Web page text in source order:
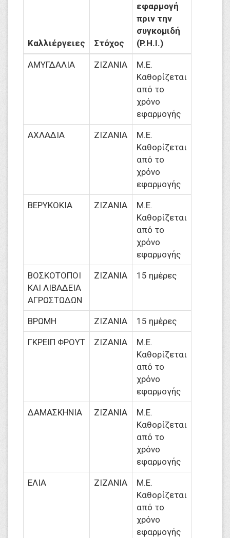
Καλλιέργειες Στόχος
εφαρμογή
πριν την
συγκομιδή
(P.H.I.)
ΑΜΥΓΔΑΛΙΑ ΖΙΖΑΝΙΑ
M.Ε.
Καθορίζεται
από το
χρόνο
εφαρμογής
ΑΧΛΑΔΙΑ ΖΙΖΑΝΙΑ
M.Ε.
Καθορίζεται
από το
χρόνο
εφαρμογής
ΒΕΡΥΚΟΚΙΑ ΖΙΖΑΝΙΑ
M.Ε.
Καθορίζεται
από το
χρόνο
εφαρμογής
ΒΟΣΚΟΤΟΠΟΙ
ΚΑΙ ΛΙΒΑΔΕΙΑ
ΑΓΡΩΣΤΩΔΩΝ
ΖΙΖΑΝΙΑ 15 ημέρες
ΒΡΩΜΗ ΖΙΖΑΝΙΑ 15 ημέρες
ΓΚΡΕΙΠ ΦΡΟΥΤ ΖΙΖΑΝΙΑ
M.Ε.
Καθορίζεται
από το
χρόνο
εφαρμογής
ΔΑΜΑΣΚΗΝΙΑ ΖΙΖΑΝΙΑ
M.Ε.
Καθορίζεται
από το
χρόνο
εφαρμογής
ΕΛΙΑ ΖΙΖΑΝΙΑ
M.Ε.
Καθορίζεται
από το
χρόνο
εφαρμογής